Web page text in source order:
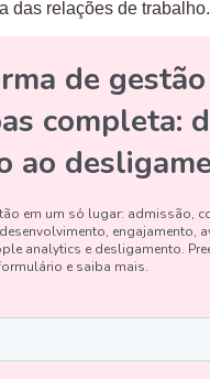
das relações de trabalho.